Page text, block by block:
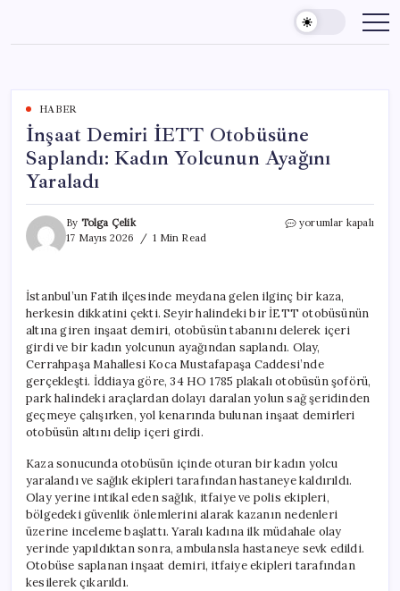
content
HABER
İnşaat Demiri İETT Otobüsüne
Saplandı: Kadın Yolcunun Ayağını
Yaraladı
By Tolga Çelik
17 Mayıs 2026
1 Min Read
İnşaat
Kadın
Yolcunun
Ayağını
Yaraladı
için
yorumlar kapalı
İstanbul’un Fatih ilçesinde meydana gelen ilginç bir kaza,
herkesin dikkatini çekti. Seyir halindeki bir İETT otobüsünün
altına giren inşaat demiri, otobüsün tabanını delerek içeri
girdi ve bir kadın yolcunun ayağından saplandı. Olay,
Cerrahpaşa Mahallesi Koca Mustafapaşa Caddesi’nde
gerçekleşti. İddiaya göre, 34 HO 1785 plakalı otobüsün şoförü,
park halindeki araçlardan dolayı daralan yolun sağ şeridinden
geçmeye çalışırken, yol kenarında bulunan inşaat demirleri
otobüsün altını delip içeri girdi.
Kaza sonucunda otobüsün içinde oturan bir kadın yolcu
yaralandı ve sağlık ekipleri tarafından hastaneye kaldırıldı.
Olay yerine intikal eden sağlık, itfaiye ve polis ekipleri,
bölgedeki güvenlik önlemlerini alarak kazanın nedenleri
üzerine inceleme başlattı. Yaralı kadına ilk müdahale olay
yerinde yapıldıktan sonra, ambulansla hastaneye sevk edildi.
Otobüse saplanan inşaat demiri, itfaiye ekipleri tarafından
kesilerek çıkarıldı.